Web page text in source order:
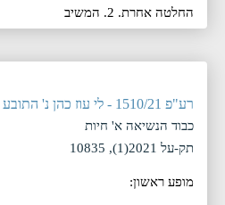
החלטה אחרת. 2. המשיב
רע"פ 1510/21 - לי עוז כהן נ' התובע הצבאי הראשי
כבוד הנשיאה א' חיות
תק-על 2021(1), 10835
מופע ראשון: